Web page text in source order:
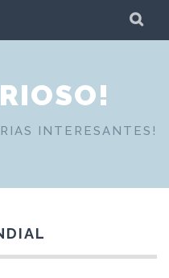
INTERESANTES!